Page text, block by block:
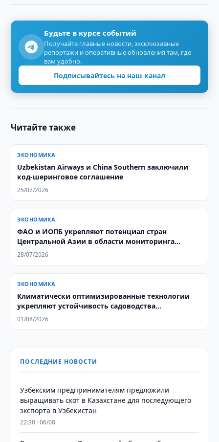
Будьте в курсе событий
Получайте главные новости, эксклюзивные
репортажи и оперативные обновления там, где
вам удобно.
Подписывайтесь на наш канал
Читайте также
ЭКОНОМИКА
Uzbekistan Airways и China Southern заключили
код-шеринговое соглашение
25/07/2026
ЭКОНОМИКА
ФАО и ИОПБ укрепляют потенциал стран
Центральной Азии в области мониторинга
саранчовых
28/07/2026
ЭКОНОМИКА
Климатически оптимизированные технологии
укрепляют устойчивость садоводства
Узбекистана
01/08/2026
ПОСЛЕДНИЕ НОВОСТИ
Узбекским предпринимателям предложили
выращивать скот в Казахстане для последующего
экспорта в Узбекистан
22:30 · 06/08